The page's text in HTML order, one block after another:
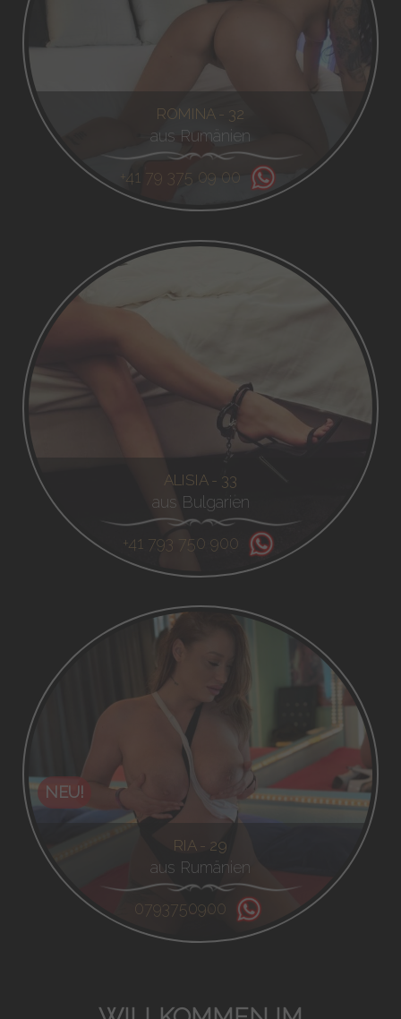
ROMINA - 32
aus Rumänien
+41 79 375 09 00
ALISIA - 33
aus Bulgarien
+41 793 750 900
NEU!
RIA - 29
aus Rumänien
0793750900